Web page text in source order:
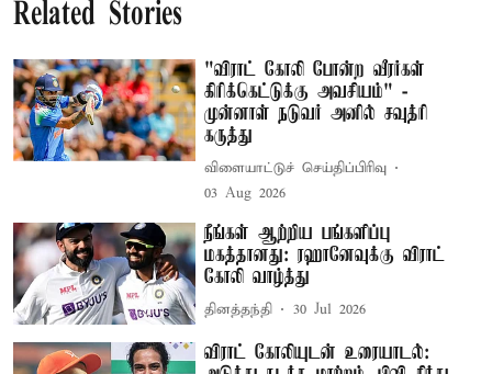
Related Stories
"விராட் கோலி போன்ற வீரர்கள்
கிரிக்கெட்டுக்கு அவசியம்" -
முன்னாள் நடுவர் அனில் சவுத்ரி
கருத்து
விளையாட்டுச் செய்திப்பிரிவு
03 Aug 2026
நீங்கள் ஆற்றிய பங்களிப்பு
மகத்தானது: ரஹானேவுக்கு விராட்
கோலி வாழ்த்து
தினத்தந்தி 30 Jul 2026
விராட் கோலியுடன் உரையாடல்: